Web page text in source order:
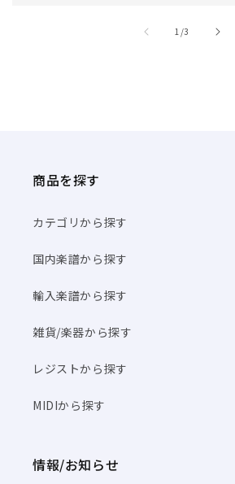
商品を探す
カテゴリから探す
国内楽譜から探す
輸入楽譜から探す
雑貨/楽器から探す
レジストから探す
MIDIから探す
情報/お知らせ